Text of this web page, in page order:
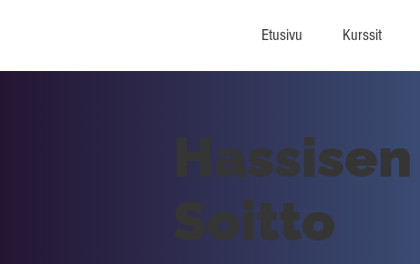
Etusivu Kurssit
Soitto